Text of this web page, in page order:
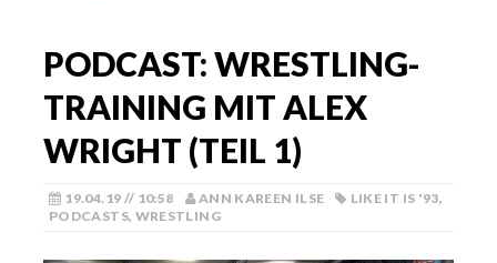
PODCAST: WRESTLING-
TRAINING MIT ALEX
WRIGHT (TEIL 1)
19.04.19 // 10:58 ANN KAREEN ILSE LIKE IT IS '93,
PODCASTS, WRESTLING